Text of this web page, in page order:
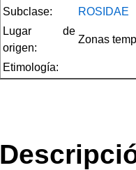
Subclase:
ROSIDAE
Lugar de
origen:
Zonas
Etimología: